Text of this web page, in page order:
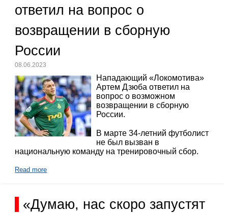
ответил на вопрос о
возвращении в сборную
России
08.06.2023
Нападающий «Локомотива»
Артем Дзюба ответил на
вопрос о возможном
возвращении в сборную
России.
В марте 34-летний футболист
не был вызван в
национальную команду на тренировочный сбор.
Read more
«Думаю, нас скоро запустят